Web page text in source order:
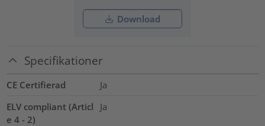
Download
Specifikationer
CE Certifierad
Ja
ELV compliant (Articl
e 4 - 2)
Ja